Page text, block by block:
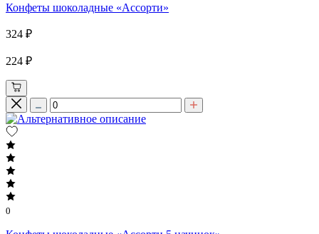
Конфеты шоколадные «Ассорти»
324 ₽
224 ₽
0